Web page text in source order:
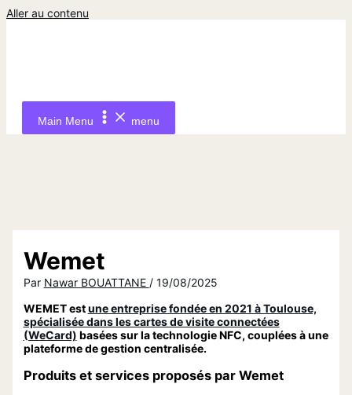
Aller au contenu
Main Menu menu
Wemet
Par Nawar BOUATTANE / 19/08/2025
WEMET estune entreprise fondée en 2021 à Toulouse,
spécialisée dans les cartes de visite connectées
(WeCard) basées sur la technologie NFC, couplées à une
plateforme de gestion centralisée.
Produits et services proposés par Wemet